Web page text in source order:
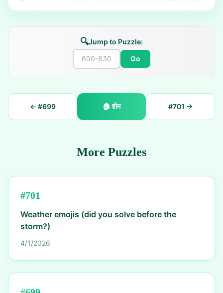
🔍Jump to Puzzle:
Go
← #699 🏠होम #701 →
More Puzzles
#701
Weather emojis (did you solve before the
storm?)
4/1/2026